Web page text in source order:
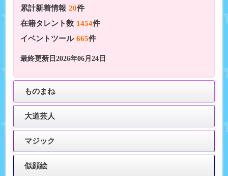
累計新着情報 20件
在籍タレント数 1454件
イベントツール 665件
最終更新日2026年06月24日
ものまね
大道芸人
マジック
似顔絵